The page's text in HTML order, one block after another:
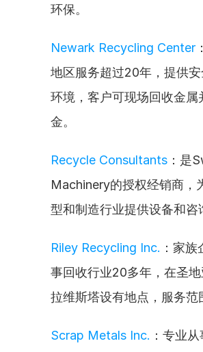
环保。
Newark Recycling Center
地区服务超过20年，提供
环境，客户可现场回收金属
金。
Recycle Consultants ：是
Machinery的授权经销商，
型和制造行业提供设备和咨
Riley Recycling Inc. ：家
事回收行业20多年，在圣
拉维斯塔设有地点，服务范
Scrap Metals Inc. ：专业